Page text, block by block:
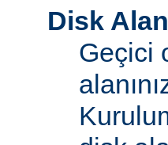
Disk
Geçici